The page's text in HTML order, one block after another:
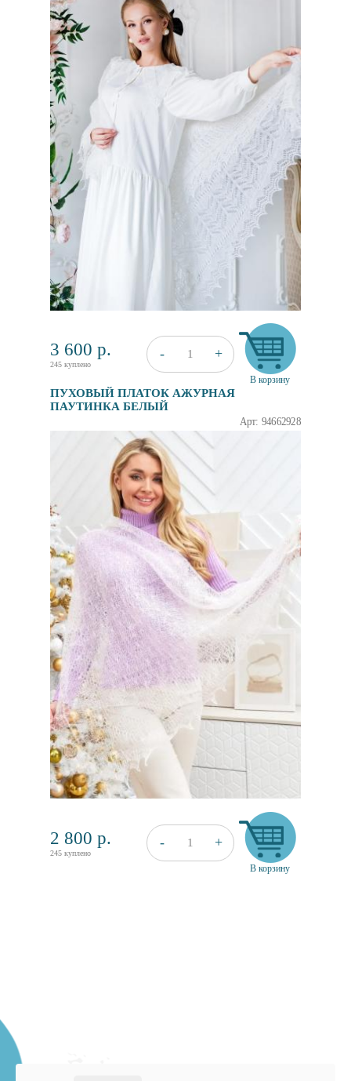
3 600 р.
245 куплено
- 1 +
В корзину
ПУХОВЫЙ ПЛАТОК АЖУРНАЯ
ПАУТИНКА БЕЛЫЙ
Арт: 94662928
2 800 р.
245 куплено
- 1 +
В корзину